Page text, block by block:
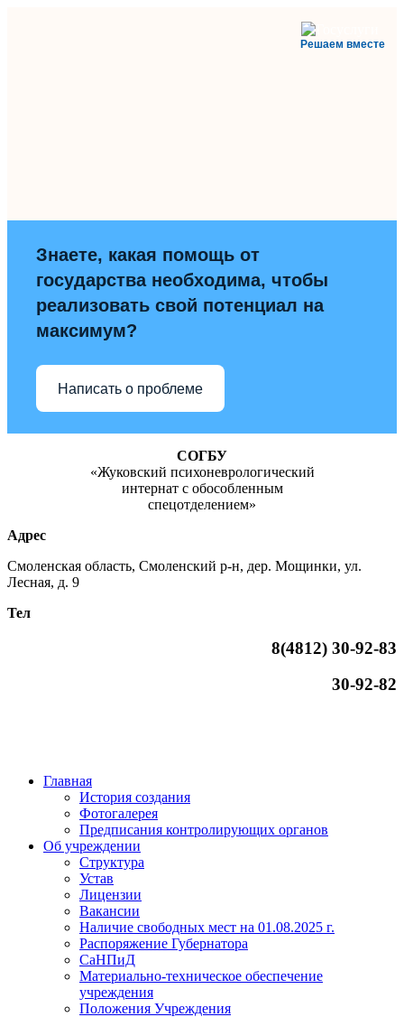
Решаем вместе
Знаете, какая помощь от
государства необходима, чтобы
реализовать свой потенциал на
максимум?
Написать о проблеме
СОГБУ
«Жуковский психоневрологический
интернат с обособленным
спецотделением»
Адрес
Смоленская область, Смоленский р-н, дер. Мощинки, ул.
Лесная, д. 9
Тел
8(4812) 30-92-83
30-92-82
Главная
История создания
Фотогалерея
Предписания контролирующих органов
Об учреждении
Структура
Устав
Лицензии
Вакансии
Наличие свободных мест на 01.08.2025 г.
Распоряжение Губернатора
СаНПиД
Материально-техническое обеспечение
учреждения
Положения Учреждения